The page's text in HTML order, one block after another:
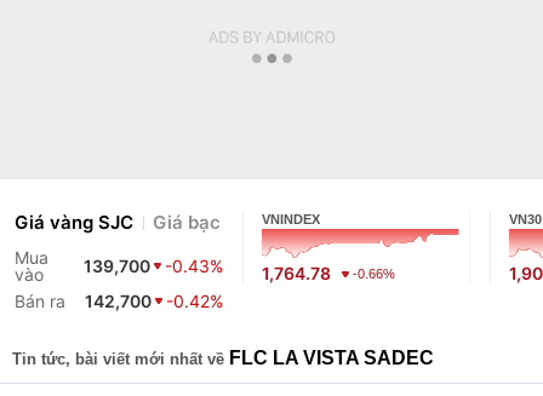
Giá vàng SJC Giá bạc
Mua
vào
139,700
-0.43%
Bán ra
142,700 -0.42%
VNINDEX
1,764.78 -0.66%
VN30
Tin tức, bài viết mới nhất về FLC LA VISTA SADEC